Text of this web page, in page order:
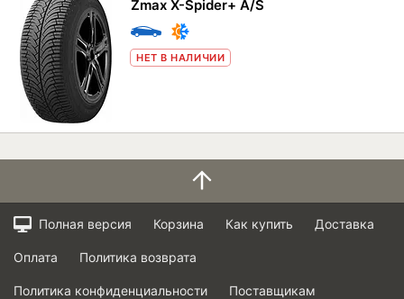
Zmax X-Spider+ A/S
НЕТ В НАЛИЧИИ
Полная версия Корзина Как купить Доставка
Оплата Политика возврата
Политика конфиденциальности Поставщикам